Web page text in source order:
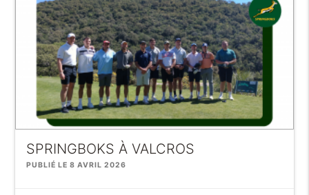
SPRINGBOKS À VALCROS
PUBLIÉ LE 8 AVRIL 2026